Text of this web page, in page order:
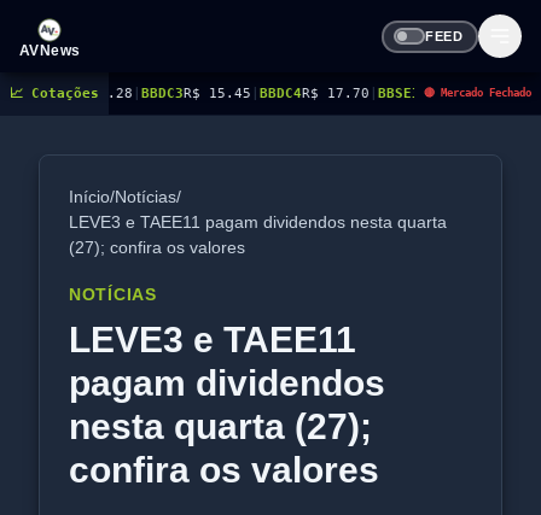
AVNews
FEED
📈 Cotações
|BBDC3R$ 15.45|BBDC4R$ 17.70|BBSE3R$ 40.96|BEES3R$ 8.77 |BEES4
🔴 Mercado Fechado
Início/Notícias/
LEVE3 e TAEE11 pagam dividendos nesta quarta
(27); confira os valores
NOTÍCIAS
LEVE3 e TAEE11
pagam dividendos
nesta quarta (27);
confira os valores